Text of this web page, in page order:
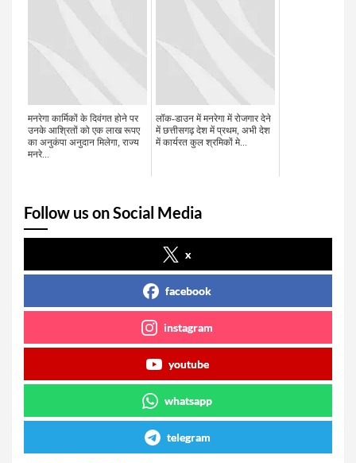
मनरेगा कार्मिकों के दिवंगत होने पर
उनके आश्रितों को एक लाख रूपए
का अनुकंपा अनुदान मिलेगा, राज्य
मनरे...
लॉक-डाउन में मनरेगा में रोजगार देने
में छत्तीसगढ़ देश में प्रथम, अभी देश
में कार्यरत कुल श्रमिकों मे...
Follow us on Social Media
x
facebook
instagram
youtube
whatsapp
telegram